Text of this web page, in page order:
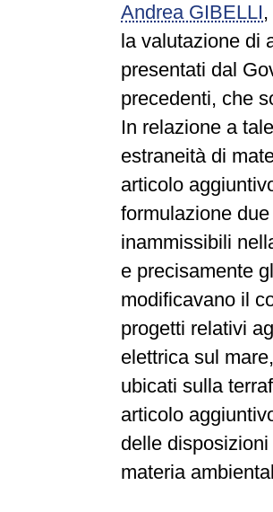
Andrea GIBELLI,
la valutazione di
presentati dal
precedenti, che
In relazione a
estraneità di
articolo
formulazione
inammissibili
e precisamente
modificavano il
progetti relativi
elettrica sul
ubicati sulla
articolo
delle
materia